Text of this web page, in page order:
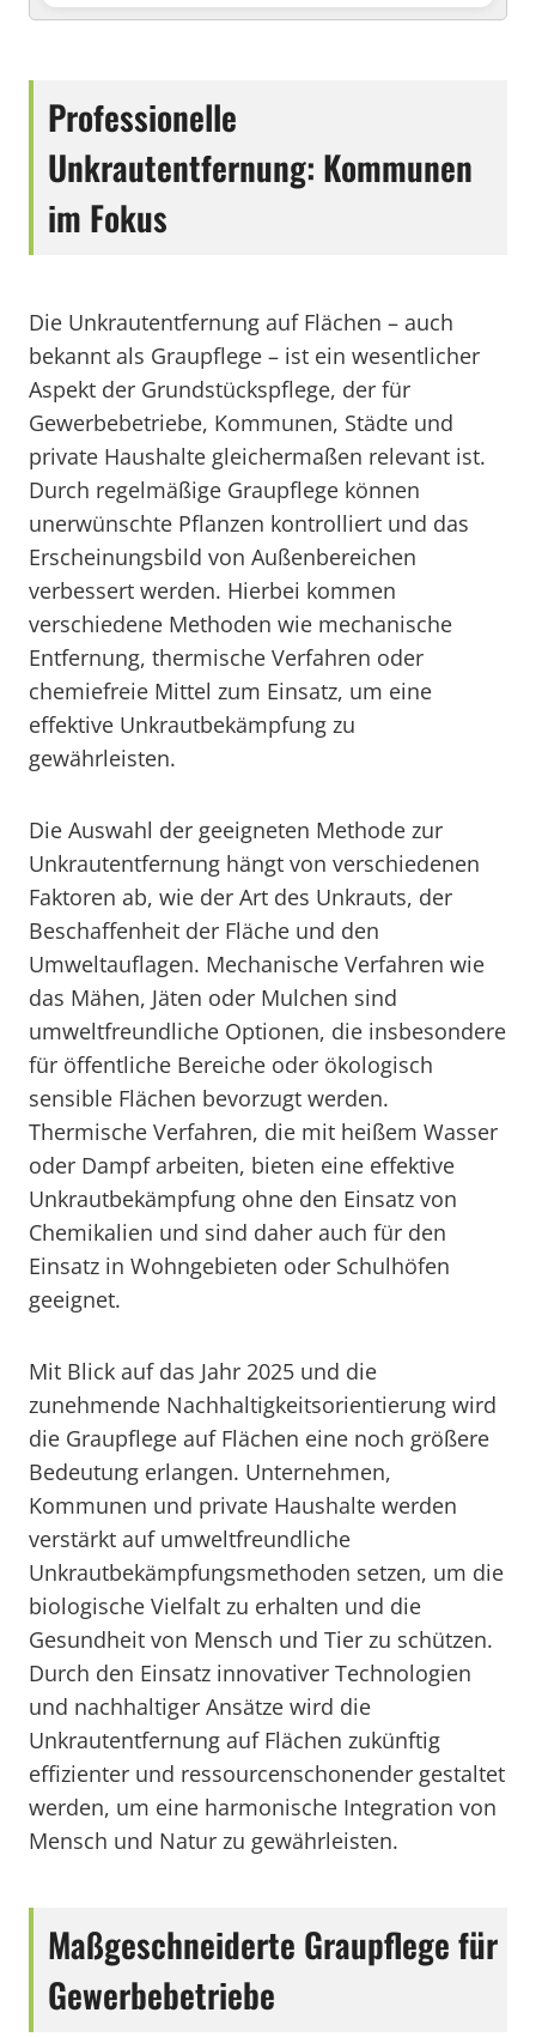
Professionelle
Unkrautentfernung: Kommunen
im Fokus
Die Unkrautentfernung auf Flächen – auch
bekannt als Graupflege – ist ein wesentlicher
Aspekt der Grundstückspflege, der für
Gewerbebetriebe, Kommunen, Städte und
private Haushalte gleichermaßen relevant ist.
Durch regelmäßige Graupflege können
unerwünschte Pflanzen kontrolliert und das
Erscheinungsbild von Außenbereichen
verbessert werden. Hierbei kommen
verschiedene Methoden wie mechanische
Entfernung, thermische Verfahren oder
chemiefreie Mittel zum Einsatz, um eine
effektive Unkrautbekämpfung zu
gewährleisten.
Die Auswahl der geeigneten Methode zur
Unkrautentfernung hängt von verschiedenen
Faktoren ab, wie der Art des Unkrauts, der
Beschaffenheit der Fläche und den
Umweltauflagen. Mechanische Verfahren wie
das Mähen, Jäten oder Mulchen sind
umweltfreundliche Optionen, die insbesondere
für öffentliche Bereiche oder ökologisch
sensible Flächen bevorzugt werden.
Thermische Verfahren, die mit heißem Wasser
oder Dampf arbeiten, bieten eine effektive
Unkrautbekämpfung ohne den Einsatz von
Chemikalien und sind daher auch für den
Einsatz in Wohngebieten oder Schulhöfen
geeignet.
Mit Blick auf das Jahr 2025 und die
zunehmende Nachhaltigkeitsorientierung wird
die Graupflege auf Flächen eine noch größere
Bedeutung erlangen. Unternehmen,
Kommunen und private Haushalte werden
verstärkt auf umweltfreundliche
Unkrautbekämpfungsmethoden setzen, um die
biologische Vielfalt zu erhalten und die
Gesundheit von Mensch und Tier zu schützen.
Durch den Einsatz innovativer Technologien
und nachhaltiger Ansätze wird die
Unkrautentfernung auf Flächen zukünftig
effizienter und ressourcenschonender gestaltet
werden, um eine harmonische Integration von
Mensch und Natur zu gewährleisten.
Maßgeschneiderte Graupflege für
Gewerbebetriebe